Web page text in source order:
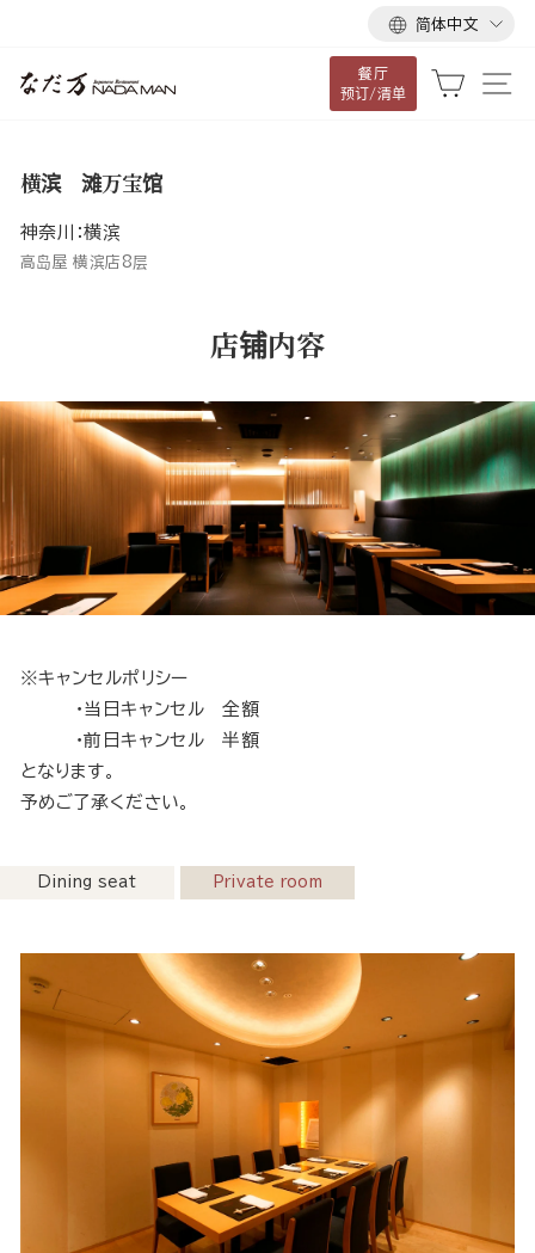
语
言
简体中文
餐厅
预订/清单
大车
横滨 滩万宝馆
神奈川：横滨
高岛屋 横滨店8层
店铺内容
※キャンセルポリシー
・当日キャンセル 全額
・前日キャンセル 半額
となります。
予めご了承ください。
Dining seat Private room